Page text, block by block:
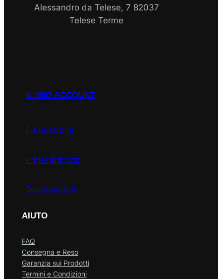
Alessandro da Telese, 7 82037
Telese Terme
IL MIO ACCOUNT
I miei Ordini
I miei Indirizzi
Disconnettiti
AIUTO
FAQ
Consegna e Reso
Garanzia sui Prodotti
Termini e Condizioni